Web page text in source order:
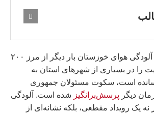
در حالی که شاخص آلودگی هوای خوزستان بار دیگر از مرز ۲۰۰
را در بسیاری از شهرهای استان به
است، سکوت مسئولان جمهوری
دیگر پرسش‌برانگیز شده است. آلودگی
یک رویداد مقطعی، بلکه نشانه‌ای از